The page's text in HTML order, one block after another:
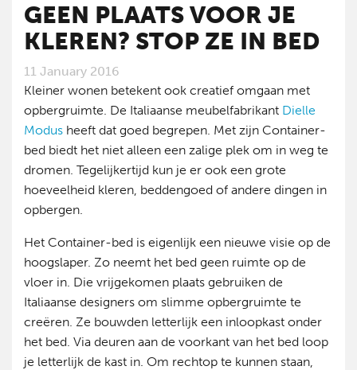
GEEN PLAATS VOOR JE
KLEREN? STOP ZE IN BED
11 January 2016
Kleiner wonen betekent ook creatief omgaan met
opbergruimte. De Italiaanse meubelfabrikant Dielle
Modus heeft dat goed begrepen. Met zijn Container-
bed biedt het niet alleen een zalige plek om in weg te
dromen. Tegelijkertijd kun je er ook een grote
hoeveelheid kleren, beddengoed of andere dingen in
opbergen.
Het Container-bed is eigenlijk een nieuwe visie op de
hoogslaper. Zo neemt het bed geen ruimte op de
vloer in. Die vrijgekomen plaats gebruiken de
Italiaanse designers om slimme opbergruimte te
creëren. Ze bouwden letterlijk een inloopkast onder
het bed. Via deuren aan de voorkant van het bed loop
je letterlijk de kast in. Om rechtop te kunnen staan,